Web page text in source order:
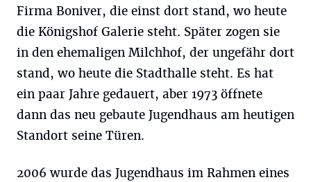
Firma Boniver, die einst dort stand, wo heute
die Königshof Galerie steht. Später zogen sie
in den ehemaligen Milchhof, der ungefähr dort
stand, wo heute die Stadthalle steht. Es hat
ein paar Jahre gedauert, aber 1973 öffnete
dann das neu gebaute Jugendhaus am heutigen
Standort seine Türen.
2006 wurde das Jugendhaus im Rahmen eines